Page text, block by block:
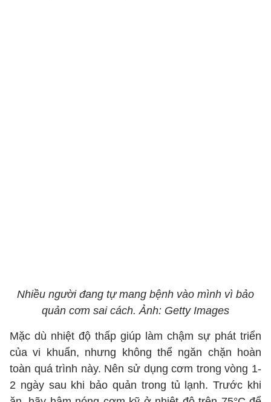
Nhiều người đang tự mang bệnh vào mình vì bảo
quản cơm sai cách. Ảnh: Getty Images
Mặc dù nhiệt độ thấp giúp làm chậm sự phát triển
của vi khuẩn, nhưng không thể ngăn chặn hoàn
toàn quá trình này. Nên sử dụng cơm trong vòng 1-
2 ngày sau khi bảo quản trong tủ lạnh. Trước khi